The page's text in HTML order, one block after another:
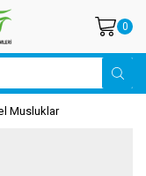
0
Musluklar